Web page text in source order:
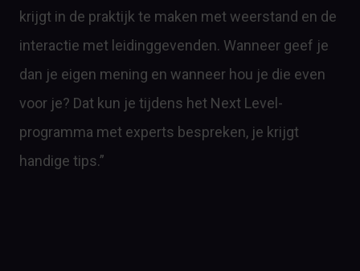
krijgt in de praktijk te maken met weerstand en de
interactie met leidinggevenden. Wanneer geef je
dan je eigen mening en wanneer hou je die even
voor je? Dat kun je tijdens het Next Level-
programma met experts bespreken, je krijgt
handige tips.”